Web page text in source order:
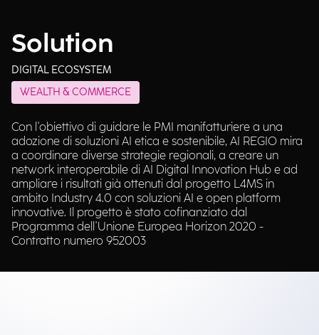
Solution
DIGITAL ECOSYSTEM
WEALTH & COMMERCE
Con l'obiettivo di guidare le PMI manifatturiere a una
adozione di soluzioni AI etica e sostenibile, AI REGIO mira
a coordinare diverse strategie regionali, a creare un
network interoperabile di AI Digital Innovation Hub e ad
ampliare i risultati già ottenuti dal progetto L4MS in
ambito Industry 4.0 con soluzioni AI e open platform
innovative. Il progetto è stato cofinanziato dal
Programma dell'Unione Europea Horizon 2020 -
Contratto numero 952003